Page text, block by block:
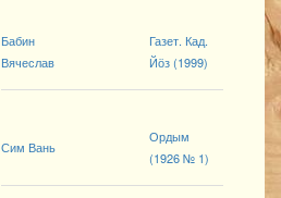
Бабин
Вячеслав
Газет. Кад.
Йӧз (1999)
Сим Вань
Ордым
(1926 № 1)